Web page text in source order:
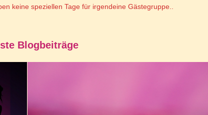
keine speziellen Tage für irgendeine Gästegruppe..
Blogbeiträge